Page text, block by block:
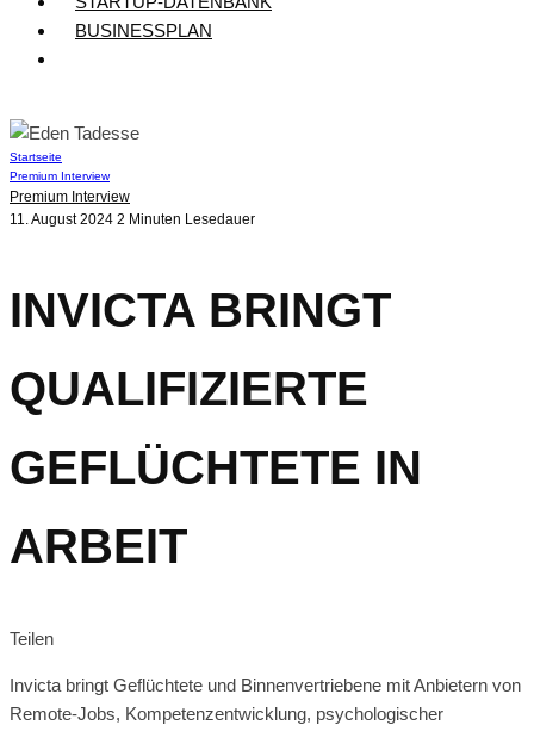
BUSINESSPLAN
Startseite
Premium Interview
Premium Interview
11. August 2024 2 Minuten Lesedauer
INVICTA BRINGT
QUALIFIZIERTE
GEFLÜCHTETE IN
ARBEIT
Teilen
Invicta bringt Geflüchtete und Binnenvertriebene mit Anbietern von
Remote-Jobs, Kompetenzentwicklung, psychologischer